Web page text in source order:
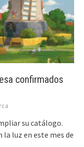
confirmados
su catálogo.
la luz en este mes de